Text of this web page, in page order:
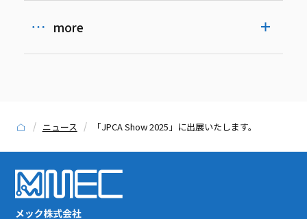
more
ニュース 「JPCA Show 2025」に出展いたします。